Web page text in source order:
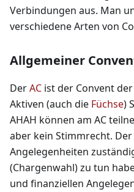
Verbindungen aus. Man
verschiedene Arten von
Allgemeiner
DerAC ist der Convent der
Aktiven (auch die Füchse)
AHAH können am AC
aber kein Stimmrecht.
Angelegenheiten
(Chargenwahl) zu tun
und finanziellen